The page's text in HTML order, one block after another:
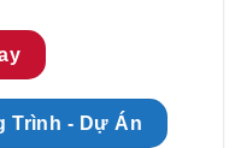
Trình - Dự Án